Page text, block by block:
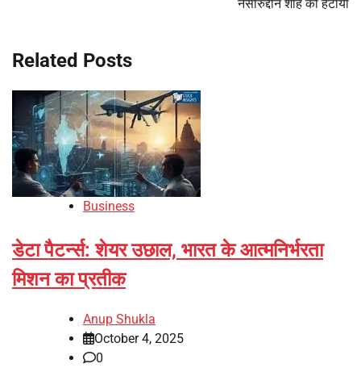
नसीरुद्दीन शाह को हटाया
Related Posts
Business
डेटा पैटर्न्स: शेयर उछाल, भारत के आत्मनिर्भरता
मिशन का प्रतीक
Anup Shukla
October 4, 2025
0